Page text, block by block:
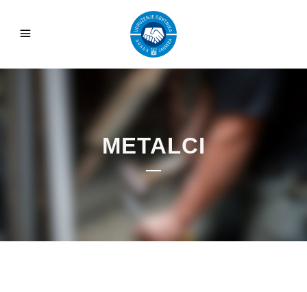
METALCI